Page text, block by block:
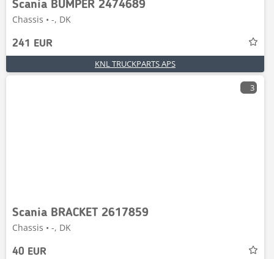
Scania BUMPER 2474689
Chassis • -, DK
241 EUR
KNL TRUCKPARTS APS
3
Scania BRACKET 2617859
Chassis • -, DK
40 EUR